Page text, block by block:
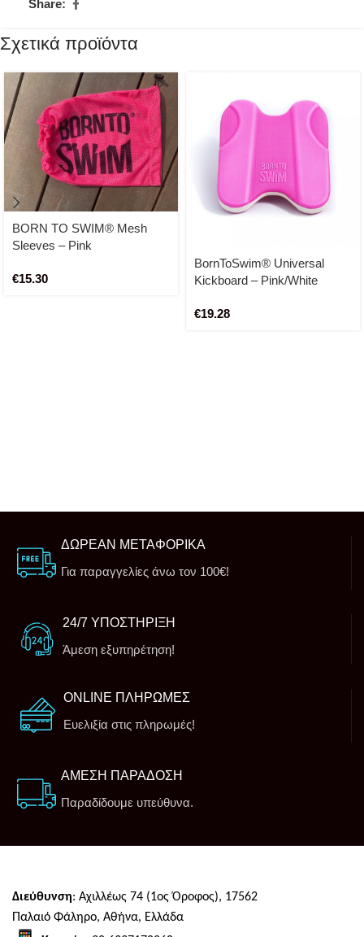
Share:
Σχετικά προϊόντα
BORN TO SWIM® Mesh
Sleeves – Pink
€15.30
BornToSwim® Universal
Kickboard – Pink/White
€19.28
ΔΩΡΕΑΝ ΜΕΤΑΦΟΡΙΚΑ
Για παραγγελίες άνω τον 100€!
24/7 ΥΠΟΣΤΗΡΙΞΗ
Άμεση εξυπηρέτηση!
ONLINE ΠΛΗΡΩΜΕΣ
Ευελιξία στις πληρωμές!
ΑΜΕΣΗ ΠΑΡΑΔΟΣΗ
Παραδίδουμε υπεύθυνα.
Διεύθυνση: Αχιλλέως 74 (1ος Όροφος), 17562
Παλαιό Φάληρο, Αθήνα, Ελλάδα